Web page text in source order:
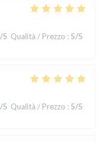
/5 Qualità / Prezzo : 5/5
/5 Qualità / Prezzo : 5/5